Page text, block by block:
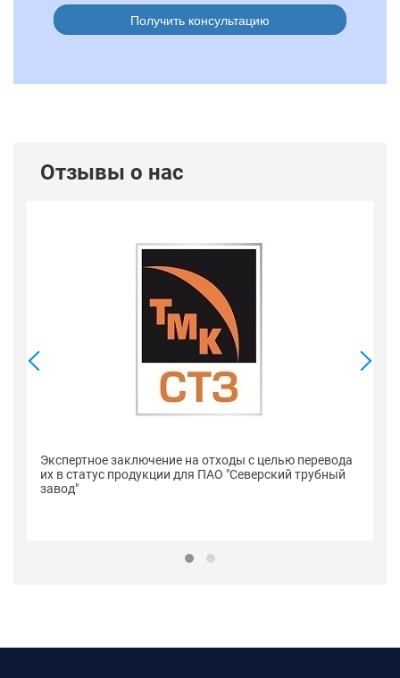
Получить консультацию
Отзывы о нас
Экспертное заключение на отходы с целью перевода
их в статус продукции для ПАО "Северский трубный
завод"